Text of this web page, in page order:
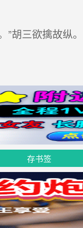
胡三欲擒故纵。
存书签